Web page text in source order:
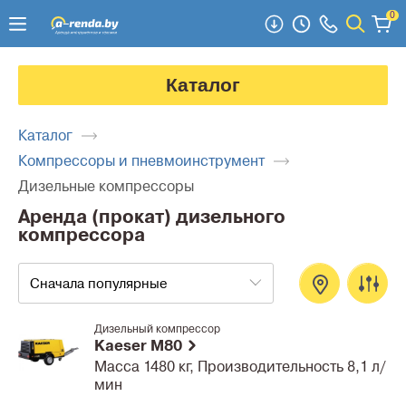
0
Каталог
Каталог
Компрессоры и пневмоинструмент
Дизельные компрессоры
Аренда (прокат) дизельного
компрессора
Сначала популярные
Дизельный компрессор
Kaeser M80
Масса 1480 кг, Производительность 8,1 л/
мин